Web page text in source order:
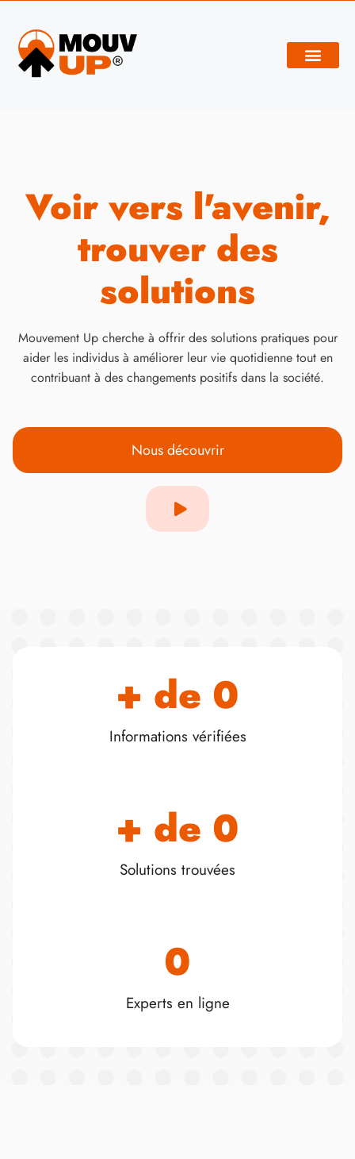
Voir vers l'avenir,
trouver des
solutions
Mouvement Up cherche à offrir des solutions pratiques pour
aider les individus à améliorer leur vie quotidienne tout en
contribuant à des changements positifs dans la société.
Nous découvrir
Informations vérifiées
+ de 0
Solutions trouvées
+ de 0
Experts en ligne
0